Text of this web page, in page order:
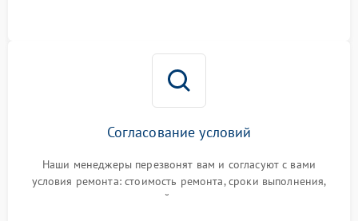
Согласование условий
Наши менеджеры перезвонят вам и согласуют с вами
условия ремонта: стоимость ремонта, сроки выполнения,
гарантийные условия